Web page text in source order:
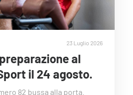
23 Luglio 2026
al
il 24 agosto.
82 bussa alla porta.